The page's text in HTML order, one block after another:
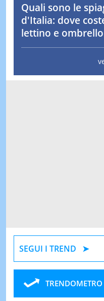
Quali sono le
d'Italia: dove
lettino e
SEGUI I TREND
TRENDOMETRO